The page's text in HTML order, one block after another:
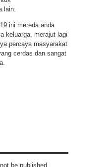
lain.
ini mereda anda
keluarga, merajut lagi
percaya masyarakat
cerdas dan sangat
be published.